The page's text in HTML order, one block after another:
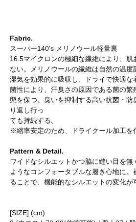
Fabric.
スーパー140’s メリノウール軽量裏
16.5マイクロンの極細な繊維により、肌
ない。メリノウールの繊維は自然の温度
湿気を効果的に吸収し、ドライで快適
菌性により、汗臭さの原因である菌の繁
態を保つ。臭いを抑制する高い抗菌・
り返し行っ
ても持続する。
※縮率安定のため、ドライクール加工を
Pattern & Detail.
ワイドなシルエットかつ脇に縫い目を
ようなコンフォータブルな履き心地に
ることで、機能的なシルエットの変化が
[SIZE] (cm)